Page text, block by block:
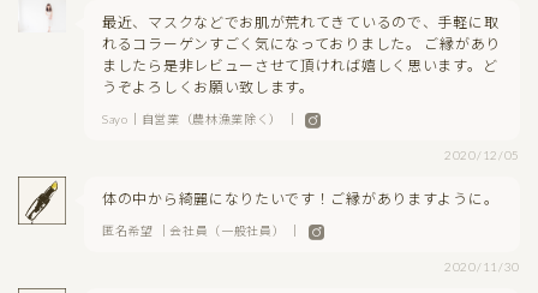
最近、マスクなどでお肌が荒れてきているので、手軽に取
れるコラーゲンすごく気になっておりました。 ご縁があり
ましたら是非レビューさせて頂ければ嬉しく思います。ど
うぞよろしくお願い致します。
Sayo｜自営業（農林漁業除く） ｜
2020/12/05
体の中から綺麗になりたいです！ご縁がありますように。
匿名希望 ｜会社員（一般社員） ｜
2020/11/30